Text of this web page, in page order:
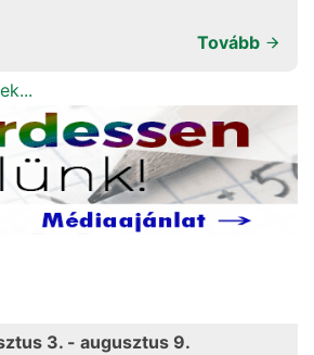
Tovább
3. - augusztus 9.